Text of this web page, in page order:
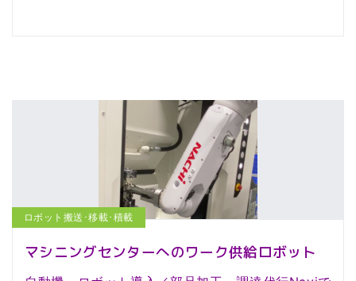
ロボット搬送･移載･積載
マシニングセンターへのワーク供給ロボット